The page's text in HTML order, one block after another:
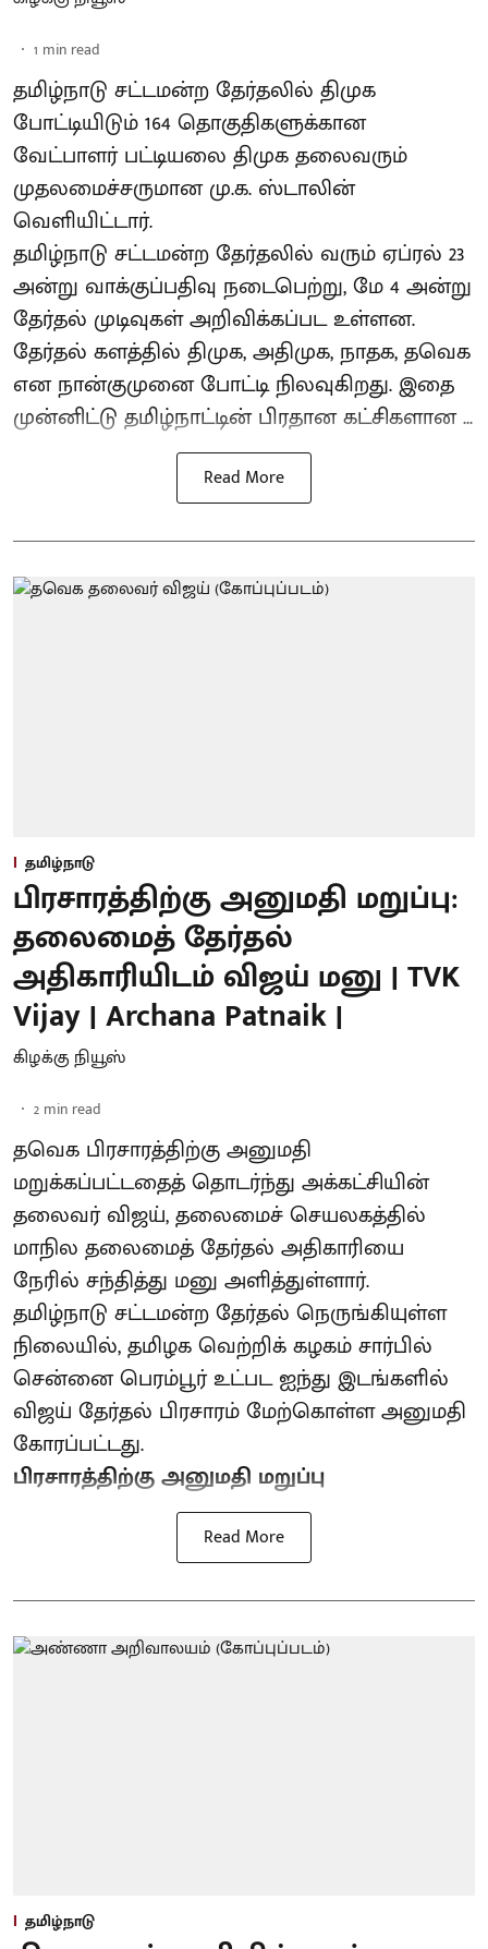
1 min read
தமிழ்நாடு சட்டமன்ற தேர்தலில் திமுக
போட்டியிடும் 164 தொகுதிகளுக்கான
வேட்பாளர் பட்டியலை திமுக தலைவரும்
முதலமைச்சருமான மு.க. ஸ்டாலின்
வெளியிட்டார்.
தமிழ்நாடு சட்டமன்ற தேர்தலில் வரும் ஏப்ரல் 23
அன்று வாக்குப்பதிவு நடைபெற்று, மே 4 அன்று
தேர்தல் முடிவுகள் அறிவிக்கப்பட உள்ளன.
தேர்தல் களத்தில் திமுக, அதிமுக, நாதக, தவெக
என நான்குமுனை போட்டி நிலவுகிறது. இதை
முன்னிட்டு தமிழ்நாட்டின் பிரதான கட்சிகளான ...
Read More
தமிழ்நாடு
பிரசாரத்திற்கு அனுமதி மறுப்பு:
தலைமைத் தேர்தல்
அதிகாரியிடம் விஜய் மனு | TVK
Vijay | Archana Patnaik |
கிழக்கு நியூஸ்
2 min read
தவெக பிரசாரத்திற்கு அனுமதி
மறுக்கப்பட்டதைத் தொடர்ந்து அக்கட்சியின்
தலைவர் விஜய், தலைமைச் செயலகத்தில்
மாநில தலைமைத் தேர்தல் அதிகாரியை
நேரில் சந்தித்து மனு அளித்துள்ளார்.
தமிழ்நாடு சட்டமன்ற தேர்தல் நெருங்கியுள்ள
நிலையில், தமிழக வெற்றிக் கழகம் சார்பில்
சென்னை பெரம்பூர் உட்பட ஐந்து இடங்களில்
விஜய் தேர்தல் பிரசாரம் மேற்கொள்ள அனுமதி
கோரப்பட்டது.
பிரசாரத்திற்கு அனுமதி மறுப்பு
Read More
தமிழ்நாடு